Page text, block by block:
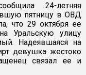
24-летняя
пятницу в ОВД
что 29 октября ее
Уральскую улицу
Надеявшаяся на
девушка жестоко
связал ее и